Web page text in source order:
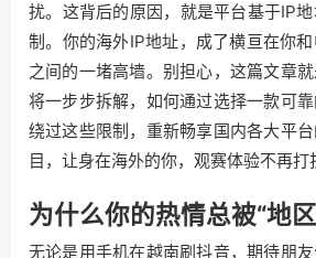
扰。这背后的原因，就是平台基于IP
制。你的海外IP地址，成了横亘在你
之间的一堵高墙。别担心，这篇文章
将一步步拆解，如何通过选择一款可
绕过这些限制，重新畅享国内各大平
目，让身在海外的你，观赛体验不再打
为什么你的热情总被“地
无论是用手机在越南刷抖音，期待朋